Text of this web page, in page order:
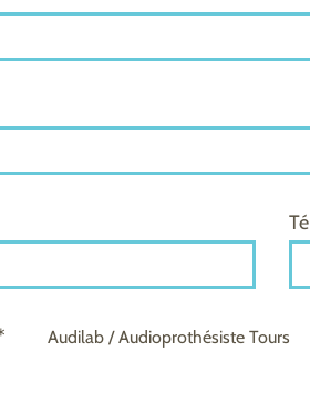
Audilab / Audioprothésiste Tours